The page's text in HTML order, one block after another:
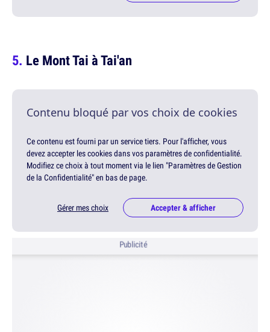
Le Mont Tai à Tai'an
Contenu bloqué par vos choix de cookies
Ce contenu est fourni par un service tiers. Pour l'afficher, vous
devez accepter les cookies dans vos paramètres de confidentialité.
Modifiez ce choix à tout moment via le lien "Paramètres de Gestion
de la Confidentialité" en bas de page.
Gérer mes choix Accepter & afficher
Publicité